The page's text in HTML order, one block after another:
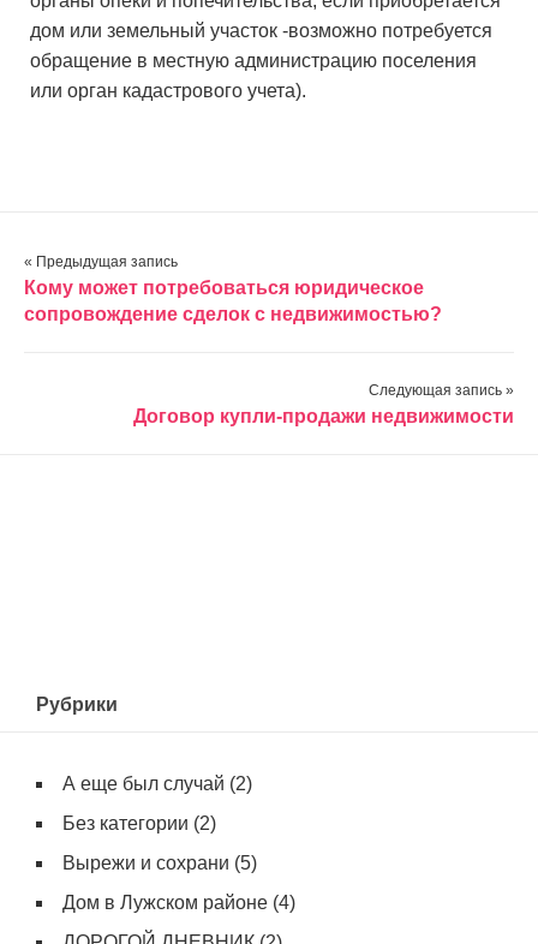
дом или земельный участок -возможно потребуется
обращение в местную администрацию поселения
или орган кадастрового учета).
« Предыдущая запись
Кому может потребоваться юридическое
сопровождение сделок с недвижимостью?
Следующая запись »
Договор купли-продажи недвижимости
Рубрики
А еще был случай (2)
Без категории (2)
Вырежи и сохрани (5)
Дом в Лужском районе (4)